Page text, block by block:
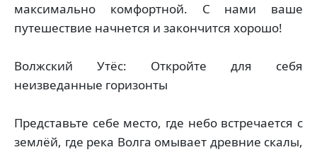
максимально комфортной. С нами ваше
путешествие начнется и закончится хорошо!
Волжский Утёс: Откройте для себя
неизведанные горизонты
Представьте себе место, где небо встречается с
землёй, где река Волга омывает древние скалы,